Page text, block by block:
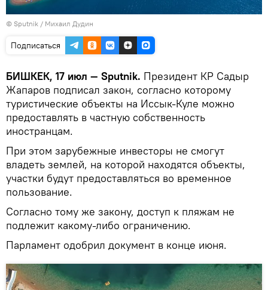
© Sputnik / Михаил Дудин
Подписаться
БИШКЕК, 17 июл — Sputnik. Президент КР Садыр
Жапаров подписал закон, согласно которому
туристические объекты на Иссык-Куле можно
предоставлять в частную собственность
иностранцам.
При этом зарубежные инвесторы не смогут
владеть землей, на которой находятся объекты,
участки будут предоставляться во временное
пользование.
Согласно тому же закону, доступ к пляжам не
подлежит какому-либо ограничению.
Парламент одобрил документ в конце июня.